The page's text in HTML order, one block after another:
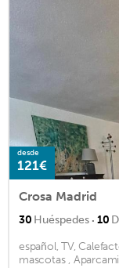
desde
121€
Crosa Madrid
30 Huéspedes · 10
español, TV,
mascotas ,